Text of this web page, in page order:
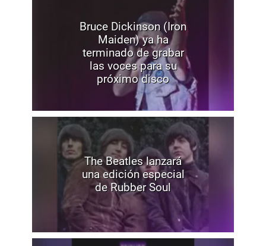
Bruce Dickinson (Iron
Maiden) ya ha
terminado de grabar
las voces para su
próximo disco
The Beatles lanzará
una edición especial
de Rubber Soul